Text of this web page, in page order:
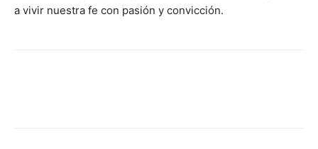
a vivir nuestra fe con pasión y convicción.